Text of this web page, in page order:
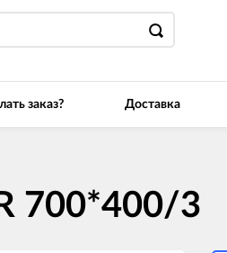
заказ? Доставка
700*400/3